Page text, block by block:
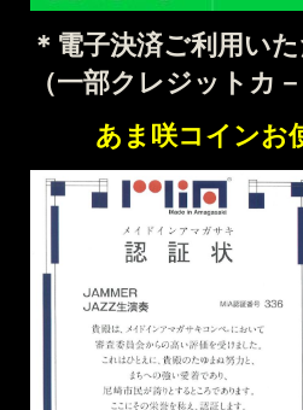
＊電子決済ご利用い
（一部クレジットカ－
あま咲コインお